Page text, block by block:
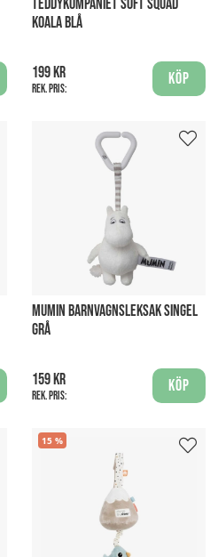
TEDDYKOMPANIET SOFT SQUAD
KOALA BLÅ
199 kr
Rek. pris:
Köp
MUMIN BARNVAGNSLEKSAK SINGEL
GRÅ
159 kr
Rek. pris:
Köp
15